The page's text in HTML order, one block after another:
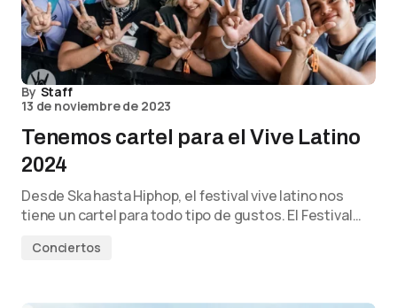
By Staff
13 de noviembre de 2023
Tenemos cartel para el Vive Latino
2024
Desde Ska hasta Hiphop, el festival vive latino nos
tiene un cartel para todo tipo de gustos. El Festival…
Conciertos